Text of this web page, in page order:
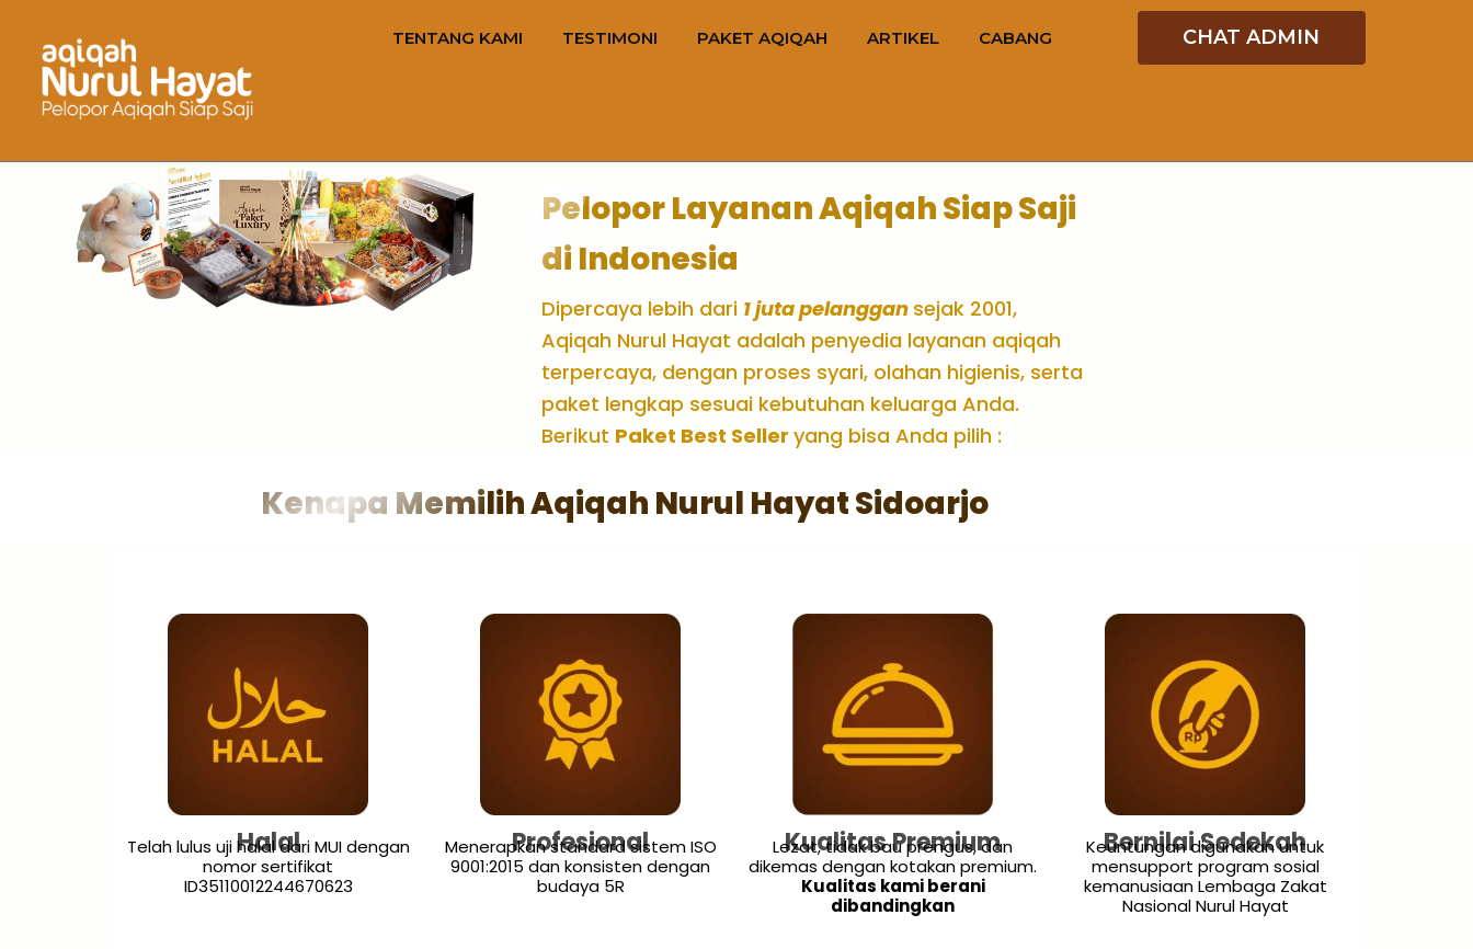
TENTANG KAMI TESTIMONI PAKET AQIQAH ARTIKEL CABANG CHAT ADMIN
Pelopor Layanan Aqiqah Siap Saji
di Indonesia
Dipercaya lebih dari 1 juta pelanggan sejak 2001,
Aqiqah Nurul Hayat adalah penyedia layanan aqiqah
terpercaya, dengan proses syari, olahan higienis, serta
paket lengkap sesuai kebutuhan keluarga Anda.
Berikut Paket Best Seller yang bisa Anda pilih :
Kenapa Memilih Aqiqah Nurul Hayat Sidoarjo
Halal
Telah lulus uji halal dari MUI dengan
nomor sertifikat
ID35110012244670623
Profesional
Menerapkan standard sistem ISO
9001:2015 dan konsisten dengan
budaya 5R
Kualitas Premium
Lezat, tidak bau prengus, dan
dikemas dengan kotakan premium.
Kualitas kami berani
dibandingkan
Bernilai Sedekah
Keuntungan digunakan untuk
mensupport program sosial
kemanusiaan Lembaga Zakat
Nasional Nurul Hayat